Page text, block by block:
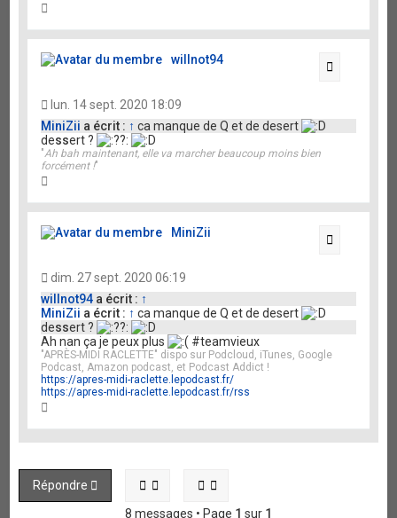
u
willnot94
Citation
lun. 14 sept. 2020 18:09
MiniZii a écrit : ↑ ca manque de Q et de desert
dessert ?
"Ah bah maintenant, elle va marcher beaucoup moins bien
forcément !"
u
MiniZii
Citation
dim. 27 sept. 2020 06:19
willnot94 a écrit : ↑
MiniZii a écrit : ↑ ca manque de Q et de desert
dessert ?
Ah nan ça je peux plus
#teamvieux
"APRÈS-MIDI RACLETTE" dispo sur Podcloud, iTunes, Google
Podcast, Amazon podcast, et Podcast Addict !
https://apres-midi-raclette.lepodcast.fr/
https://apres-midi-raclette.lepodcast.fr/rss
u
t
Répondre
8 messages • Page 1 sur 1